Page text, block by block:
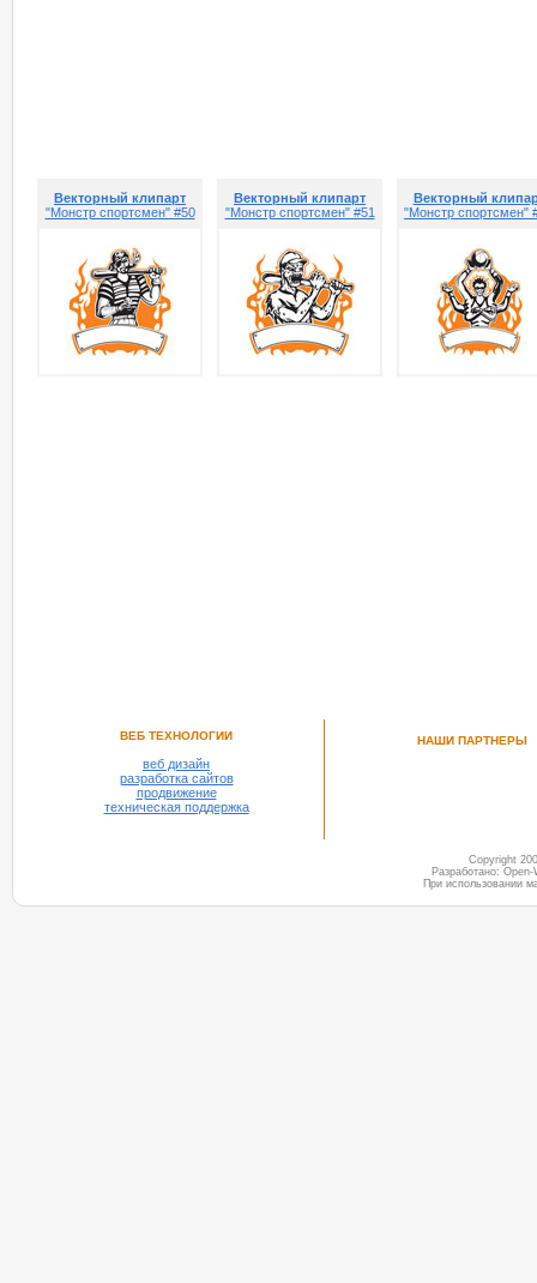
Векторный клипарт
"Монстр спортсмен" #50
Векторный клипарт
"Монстр спортсмен" #51
Векторный
"Монстр спортсмен"
ВЕБ ТЕХНОЛОГИИ
веб дизайн
разработка сайтов
продвижение
техническая поддержка
НАШИ ПАРТНЕРЫ
Copyright
Разработано:
При использовании